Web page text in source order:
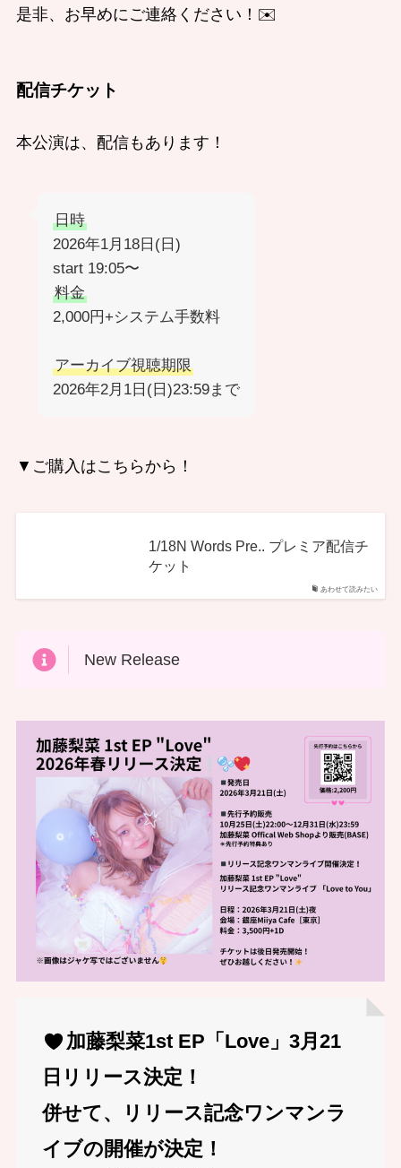
是非、お早めにご連絡ください！✉️
配信チケット
本公演は、配信もあります！
日時
2026年1月18日(日)
start 19:05〜
料金
2,000円+システム手数料
アーカイブ視聴期限
2026年2月1日(日)23:59まで
▼ご購入はこちらから！
あわせて読みたい
1/18N Words Pre.. プレミア配信チ
ケット
New Release
加藤梨菜1st EP「Love」3月21
日リリース決定！
併せて、リリース記念ワンマンラ
イブの開催が決定！